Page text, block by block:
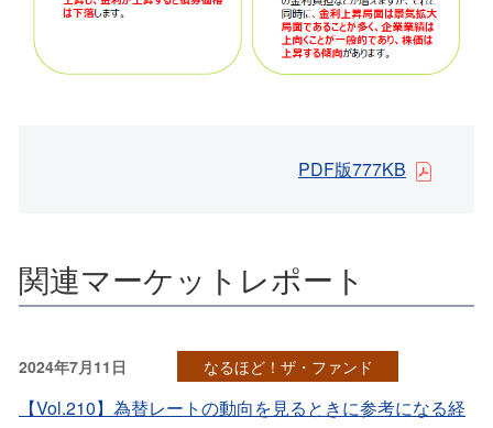
PDF版777KB
関連マーケットレポート
2024年7月11日 なるほど！ザ・ファンド
【Vol.210】為替レートの動向を⾒るときに参考になる経